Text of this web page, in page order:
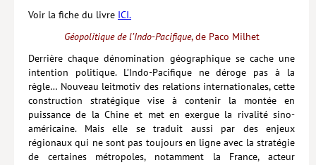
Voir la fiche du livre ICI.
Géopolitique de l’Indo-Pacifique, de Paco Milhet
Derrière chaque dénomination géographique se cache une
intention politique. L’Indo-Pacifique ne déroge pas à la
règle… Nouveau leitmotiv des relations internationales, cette
construction stratégique vise à contenir la montée en
puissance de la Chine et met en exergue la rivalité sino-
américaine. Mais elle se traduit aussi par des enjeux
régionaux qui ne sont pas toujours en ligne avec la stratégie
de certaines métropoles, notamment la France, acteur